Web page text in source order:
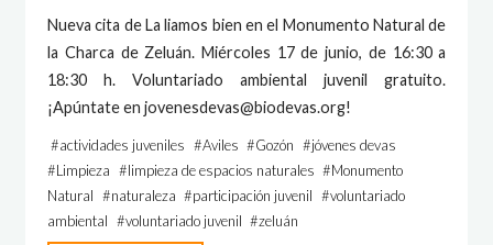
Nueva cita de La liamos bien en el Monumento Natural de
la Charca de Zeluán. Miércoles 17 de junio, de 16:30 a
18:30 h. Voluntariado ambiental juvenil gratuito.
¡Apúntate en jovenesdevas@biodevas.org!
#actividades juveniles #Aviles #Gozón #jóvenes devas
#Limpieza #limpieza de espacios naturales #Monumento
Natural #naturaleza #participación juvenil #voluntariado
ambiental #voluntariado juvenil #zeluán